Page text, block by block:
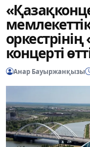
концерті
Анар Бауыржанқызы